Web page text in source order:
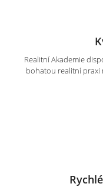
Realitní Akademie
bohatou realitní praxi